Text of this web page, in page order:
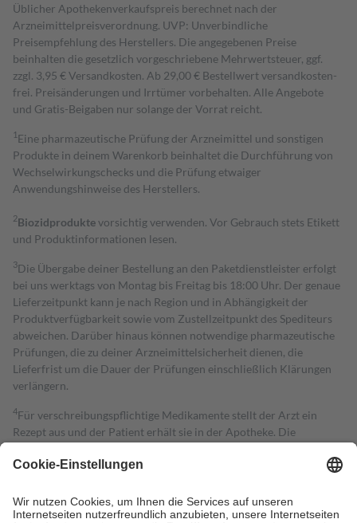
Üblicher Apothekenverkaufspreis berechnet nach der
Arzneimittelpreisverordnung. UVP: Unverbindliche
Preisempfehlung des Herstellers. Die angegebenen Preise
beinhalten die gesetzlich vorgeschriebene Mehrwertsteuer, ggf.
zzgl. 3,95 € Versandkosten. Ab 29,00 € Bestell­wert versand­kosten­
frei. Preisänderungen und Irrtümer vorbehalten. Alle Angebote
und Gratis-Beigaben nur solange der Vorrat reicht.
1 Eine pharmazeutische Prüfung der Arzneimittel und sonstigen
Produkte in deinem Warenkorb beinhaltet die Durchführung von
Wechselwirkungschecks und die Prüfung etwaiger
Anwendungshinweise des Herstellers.
2Biozidproduktevorsichtig verwenden. Vor Gebrauch stets Etikett
und Produktinformationen lesen.
3Die Übergabe deiner Bestellung an den Paketdienstleister erfolgt
bei uns werktags von Montag bis Freitag bis 18:00 Uhr. Der genaue
Lieferzeitpunkt kann je nach Region und in Abhängigkeit der
Produktverfügbarkeit sowie vom Zustellzeitpunkt des Spediteurs
abweichen. Darüber hinaus können notwendige pharmazeutische
Prüfungen, die zu deiner Arzneimittelsicherheit dienen, die
Lieferfrist um die Dauer der Prüfungen einschließlich Klärungen
verlängern.
4Für verschreibungspflichtige Medikamente stellt der Arzt ein
Rezept aus und der Patient erhält sie in der Apotheke. Die
Kosten dafür, der Versicherte trägt einen Teil davon als Zuzahlung
Grundsätzlich leisten Mitglieder Zuzahlungen in Höhe von zehn
Prozent des Abgabepreises,mindestensjedochfünf Euround